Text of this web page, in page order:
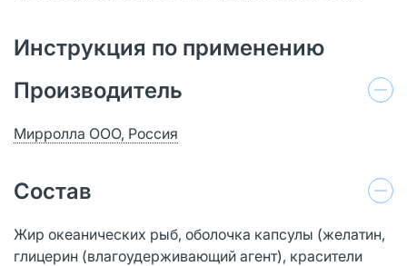
Инструкция по применению
Производитель
Мирролла ООО, Россия
Состав
Жир океанических рыб, оболочка капсулы (желатин,
глицерин (влагоудерживающий агент), красители